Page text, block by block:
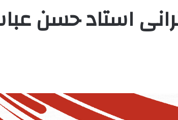
۹۶؛ سخنرانی استاد حسن